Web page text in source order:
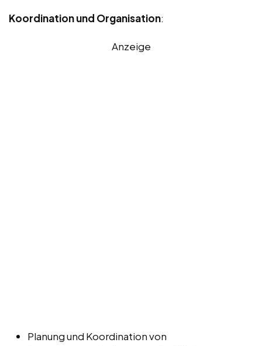
Koordination und Organisation:
Anzeige
Planung und Koordination von